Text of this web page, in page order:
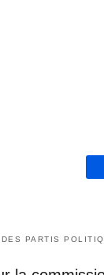
PARTIS